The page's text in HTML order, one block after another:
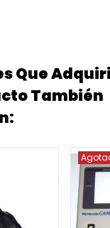
Que
También